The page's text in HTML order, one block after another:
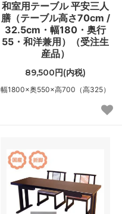
和室用テーブル 平安三人
膳（テーブル高さ70cm /
32.5cm・幅180・奥行
55・和洋兼用）（受注生
産品）
89,500円(内税)
幅1800×奥550×高700（高325）